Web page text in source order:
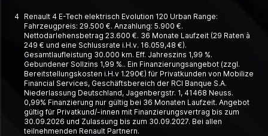
4 Renault 4 E-Tech elektrisch Evolution 120 Urban Range:
Fahrzeugpreis: 29.500 €. Anzahlung: 5.900 €.
Nettodarlehensbetrag 23.600 €. 36 Monate Laufzeit (29 Raten à
249 € und eine Schlussrate i.H.v. 16.059,48 €).
Gesamtlaufleistung 30.000 km. Eff. Jahreszins 1,99 %.
Gebundener Sollzins 1,99 %.. Ein Finanzierungsangebot (zzgl.
Bereitstellungskosten i.H.v 1.290€) für Privatkunden von Mobilize
Financial Services, Geschäftsbereich der RCI Banque S.A.
Niederlassung Deutschland, Jagenbergstr. 1, 41468 Neuss.
0,99% Finanzierung nur gültig bei 36 Monaten Laufzeit. Angebot
gültig für Privatkund/-innen mit Finanzierungsvertrag bis zum
30.09.2026 und Zulassung bis zum 30.09.2027. Bei allen
teilnehmenden Renault Partnern.